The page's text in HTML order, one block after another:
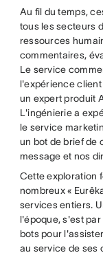
Au fil du temps,
tous les secteurs
ressources
commentaires,
Le service
l'expérience
un expert produit
L'ingénierie a
le service
un bot de brief de
message et nos
Cette exploration
nombreux «
services entiers.
l'époque, s'est
bots pour
au service de ses